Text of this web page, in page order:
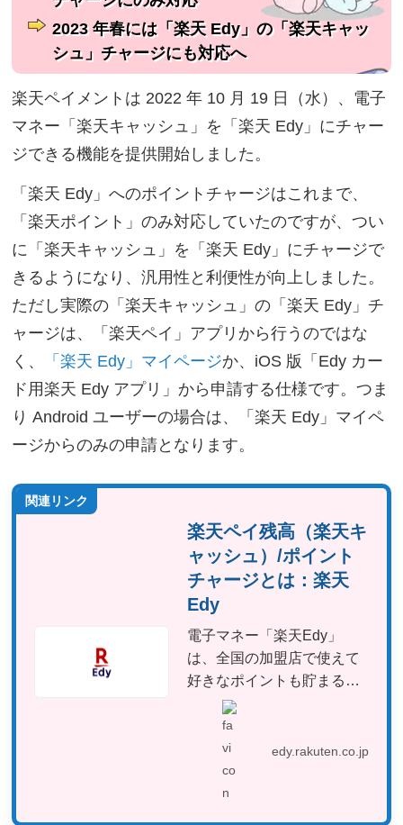
2023 年春には「楽天 Edy」の「楽天キャッ
シュ」チャージにも対応へ
楽天ペイメントは 2022 年 10 月 19 日（水）、電子
マネー「楽天キャッシュ」を「楽天 Edy」にチャー
ジできる機能を提供開始しました。
「楽天 Edy」へのポイントチャージはこれまで、
「楽天ポイント」のみ対応していたのですが、つい
に「楽天キャッシュ」を「楽天 Edy」にチャージで
きるようになり、汎用性と利便性が向上しました。
ただし実際の「楽天キャッシュ」の「楽天 Edy」チ
ャージは、「楽天ペイ」アプリから行うのではな
く、
「楽天 Edy」マイページか、iOS 版「Edy カー
ド用楽天 Edy アプリ」から申請する仕様です。つま
り Android ユーザーの場合は、「楽天 Edy」マイペ
ージからのみの申請となります。
関連リンク
楽天ペイ残高（楽天キ
ャッシュ）/ポイント
チャージとは：楽天
Edy
電子マネー「楽天Edy」
は、全国の加盟店で使えて
好きなポイントも貯まる！
楽天ペイ残高（楽天キャッ
シュ...
edy.rakuten.co.jp